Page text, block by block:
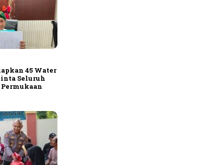
45 Water
Seluruh